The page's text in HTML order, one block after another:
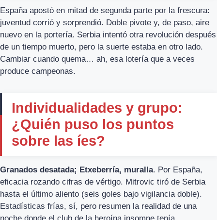
España apostó en mitad de segunda parte por la frescura:
juventud corrió y sorprendió. Doble pivote y, de paso, aire
nuevo en la portería. Serbia intentó otra revolución después
de un tiempo muerto, pero la suerte estaba en otro lado.
Cambiar cuando quema… ah, esa lotería que a veces
produce campeonas.
Individualidades y grupo:
¿Quién puso los puntos
sobre las íes?
Granados desatada; Etxeberría, muralla. Por España,
eficacia rozando cifras de vértigo. Mitrovic tiró de Serbia
hasta el último aliento (seis goles bajo vigilancia doble).
Estadísticas frías, sí, pero resumen la realidad de una